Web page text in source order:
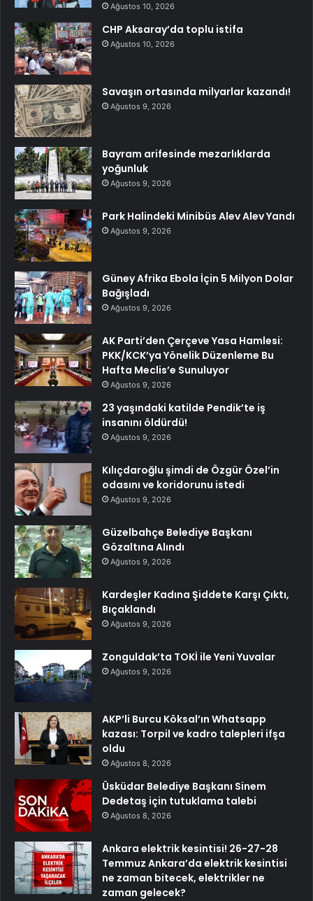
Ağustos 10, 2026
CHP Aksaray’da toplu istifa
Ağustos 10, 2026
Savaşın ortasında milyarlar kazandı!
Ağustos 9, 2026
Bayram arifesinde mezarlıklarda
yoğunluk
Ağustos 9, 2026
Park Halindeki Minibüs Alev Alev Yandı
Ağustos 9, 2026
Güney Afrika Ebola İçin 5 Milyon Dolar
Bağışladı
Ağustos 9, 2026
AK Parti’den Çerçeve Yasa Hamlesi:
PKK/KCK’ya Yönelik Düzenleme Bu
Hafta Meclis’e Sunuluyor
Ağustos 9, 2026
23 yaşındaki katilde Pendik’te iş
insanını öldürdü!
Ağustos 9, 2026
Kılıçdaroğlu şimdi de Özgür Özel’in
odasını ve koridorunu istedi
Ağustos 9, 2026
Güzelbahçe Belediye Başkanı
Gözaltına Alındı
Ağustos 9, 2026
Kardeşler Kadına Şiddete Karşı Çıktı,
Bıçaklandı
Ağustos 9, 2026
Zonguldak’ta TOKİ ile Yeni Yuvalar
Ağustos 9, 2026
AKP’li Burcu Köksal’ın Whatsapp
kazası: Torpil ve kadro talepleri ifşa
oldu
Ağustos 8, 2026
Üsküdar Belediye Başkanı Sinem
Dedetaş için tutuklama talebi
Ağustos 8, 2026
Ankara elektrik kesintisi! 26-27-28
Temmuz Ankara’da elektrik kesintisi
ne zaman bitecek, elektrikler ne
zaman gelecek?